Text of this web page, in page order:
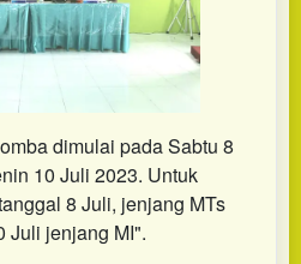
dimulai pada Sabtu 8
10 Juli 2023. Untuk
8 Juli, jenjang MTs
Juli jenjang MI".